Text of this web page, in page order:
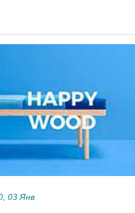
03 Янв